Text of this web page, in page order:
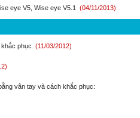
eye V5, Wise eye V5.1 (04/11/2013)
phục (11/03/2012)
vân tay và cách khắc phục: